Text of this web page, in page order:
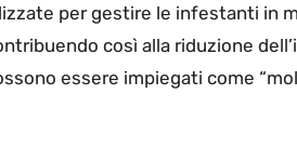
per gestire le infestanti in
così alla riduzione
essere impiegati come